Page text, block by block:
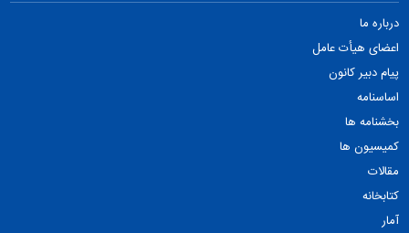
درباره ما
اعضای هیأت عامل
پیام دبیر کانون
اساسنامه
بخشنامه ها
کمیسیون ها
مقالات
کتابخانه
آمار